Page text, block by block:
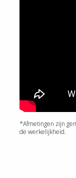
*Afmetingen zijn
de werkelijkheid.